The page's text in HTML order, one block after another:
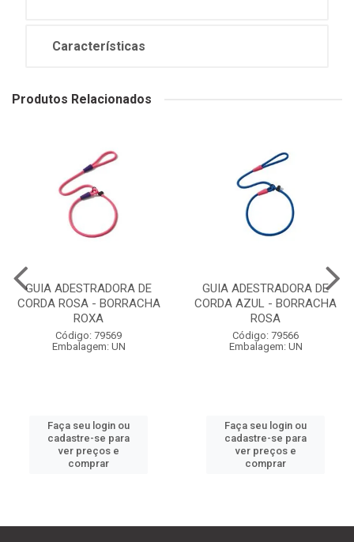
Características
Produtos Relacionados
GUIA ADESTRADORA DE
CORDA ROSA - BORRACHA
ROXA
Código: 79569
Embalagem: UN
Faça seu login ou
cadastre-se para
ver preços e
comprar
GUIA ADESTRADORA DE
CORDA AZUL - BORRACHA
ROSA
Código: 79566
Embalagem: UN
Faça seu login ou
cadastre-se para
ver preços e
comprar